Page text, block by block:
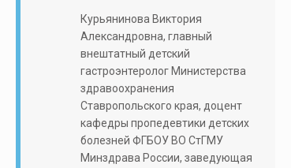
Курьянинова Виктория
Александровна, главный
внештатный детский
гастроэнтеролог Министерства
здравоохранения
Ставропольского края, доцент
кафедры пропедевтики детских
болезней ФГБОУ ВО СтГМУ
Минздрава России, заведующая